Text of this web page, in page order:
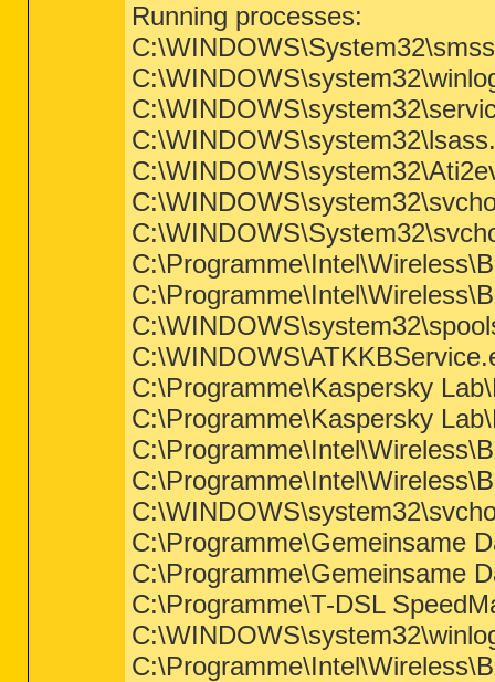
Running processes:
C:\Programme\Kaspersky
C:\Programme\Kaspersky
C:\Programme\Gemeinsame
C:\Programme\Gemeinsame
C:\Programme\T-DSL